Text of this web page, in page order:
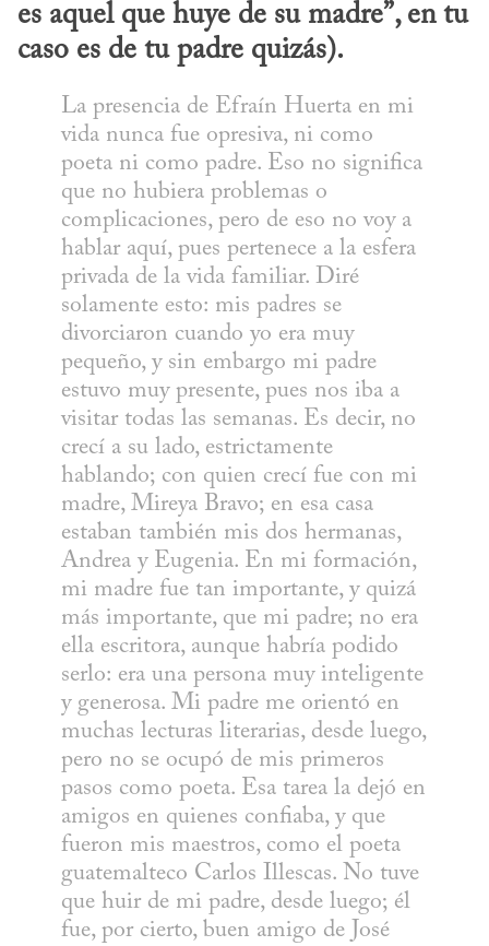
es aquel que huye de su madre”, en tu
caso es de tu padre quizás).
La presencia de Efraín Huerta en mi
vida nunca fue opresiva, ni como
poeta ni como padre. Eso no significa
que no hubiera problemas o
complicaciones, pero de eso no voy a
hablar aquí, pues pertenece a la esfera
privada de la vida familiar. Diré
solamente esto: mis padres se
divorciaron cuando yo era muy
pequeño, y sin embargo mi padre
estuvo muy presente, pues nos iba a
visitar todas las semanas. Es decir, no
crecí a su lado, estrictamente
hablando; con quien crecí fue con mi
madre, Mireya Bravo; en esa casa
estaban también mis dos hermanas,
Andrea y Eugenia. En mi formación,
mi madre fue tan importante, y quizá
más importante, que mi padre; no era
ella escritora, aunque habría podido
serlo: era una persona muy inteligente
y generosa. Mi padre me orientó en
muchas lecturas literarias, desde luego,
pero no se ocupó de mis primeros
pasos como poeta. Esa tarea la dejó en
amigos en quienes confiaba, y que
fueron mis maestros, como el poeta
guatemalteco Carlos Illescas. No tuve
que huir de mi padre, desde luego; él
fue, por cierto, buen amigo de José